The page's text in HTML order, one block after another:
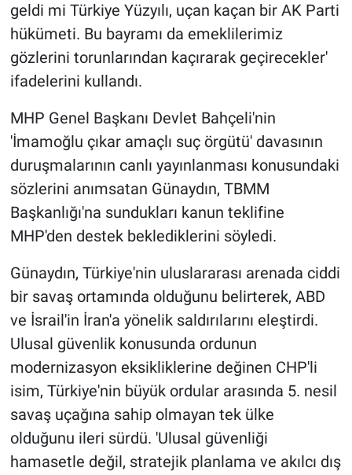
geldi mi Türkiye Yüzyılı, uçan kaçan bir AK Parti
hükümeti. Bu bayramı da emeklilerimiz
gözlerini torunlarından kaçırarak geçirecekler'
ifadelerini kullandı.
MHP Genel Başkanı Devlet Bahçeli'nin
'İmamoğlu çıkar amaçlı suç örgütü' davasının
duruşmalarının canlı yayınlanması konusundaki
sözlerini anımsatan Günaydın, TBMM
Başkanlığı'na sundukları kanun teklifine
MHP'den destek beklediklerini söyledi.
Günaydın, Türkiye'nin uluslararası arenada ciddi
bir savaş ortamında olduğunu belirterek, ABD
ve İsrail'in İran'a yönelik saldırılarını eleştirdi.
Ulusal güvenlik konusunda ordunun
modernizasyon eksikliklerine değinen CHP'li
isim, Türkiye'nin büyük ordular arasında 5. nesil
savaş uçağına sahip olmayan tek ülke
olduğunu ileri sürdü. 'Ulusal güvenliği
hamasetle değil, stratejik planlama ve akılcı dış